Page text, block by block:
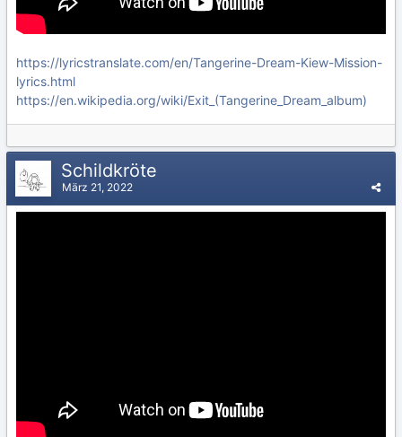
https://lyricstranslate.com/en/Tangerine-Dream-Kiew-Mission-
lyrics.html
https://en.wikipedia.org/wiki/Exit_(Tangerine_Dream_album)
Schildkröte
März 21, 2022